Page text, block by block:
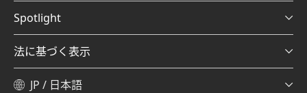
Spotlight
法に基づく表示
JP / 日本語